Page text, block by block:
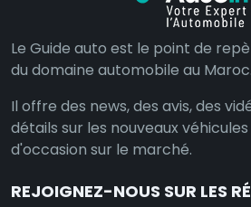
Le Guide auto est le point de
du domaine automobile au Maroc.
Il offre des news, des avis, des
détails sur les nouveaux
d'occasion sur le marché.
REJOIGNEZ-NOUS SUR LES